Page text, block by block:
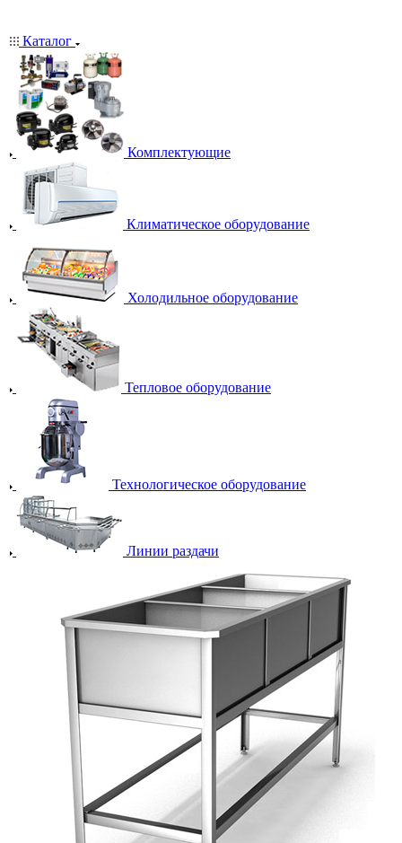
Каталог
Комплектующие
Климатическое оборудование
Холодильное оборудование
Тепловое оборудование
Технологическое оборудование
Линии раздачи